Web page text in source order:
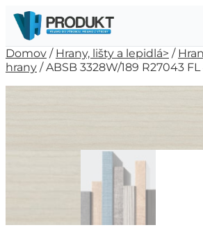
Domov / Hrany, lišty a lepidlá> /
hrany / ABSB 3328W/189 R27043